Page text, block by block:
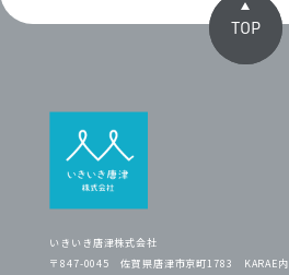
TOP
いきいき唐津株式会社
〒847-0045 佐賀県唐津市京町1783 KARAE内